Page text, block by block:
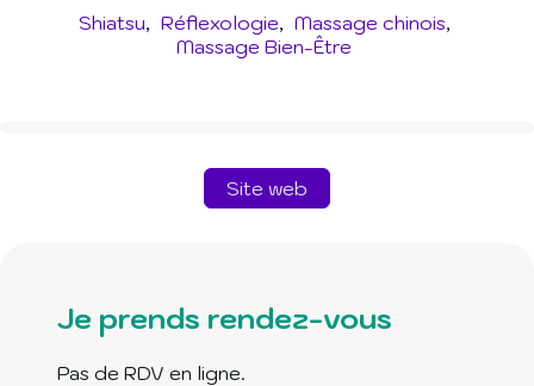
Shiatsu Réflexologie
Massage chinois
Massage Bien-Être
Site web
Je prends rendez-vous
Pas de RDV en ligne.